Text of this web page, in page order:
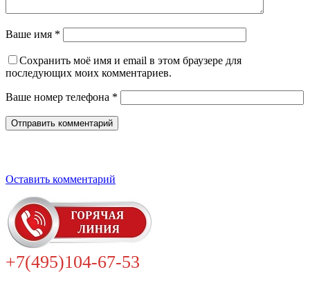
Ваше имя *
Сохранить моё имя и email в этом браузере для
последующих моих комментариев.
Ваше номер телефона *
Оставить комментарий
+7(495)104-67-53